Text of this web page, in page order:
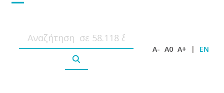
A- A0 A+ | EN